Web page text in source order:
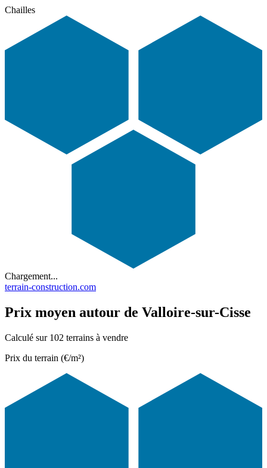
Chailles
Chargement...
terrain-construction.com
Prix moyen autour de Valloire-sur-Cisse
Calculé sur 102 terrains à vendre
Prix du terrain (€/m²)